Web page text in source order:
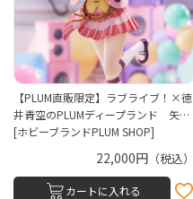
【PLUM直販限定】ラブライブ！×徳
井青空のPLUMディープランド 矢…
[ホビーブランドPLUM SHOP]
22,000円（税込）
カートに入れる